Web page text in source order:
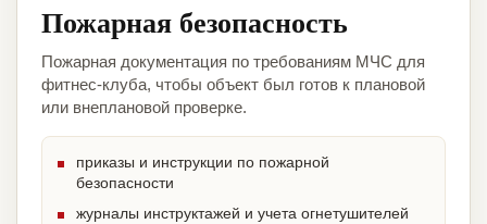
Пожарная безопасность
Пожарная документация по требованиям МЧС для
фитнес-клуба, чтобы объект был готов к плановой
или внеплановой проверке.
приказы и инструкции по пожарной
безопасности
журналы инструктажей и учета огнетушителей